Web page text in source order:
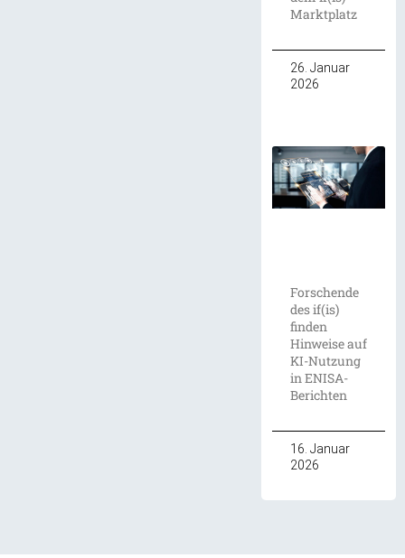
Marktplatz
26. Januar
2026
Forschende
des if(is)
finden
Hinweise auf
KI-Nutzung
in ENISA-
Berichten
16. Januar
2026